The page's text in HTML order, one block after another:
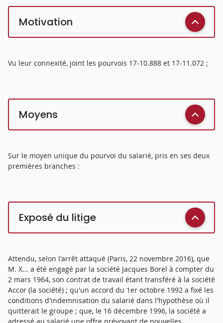
Motivation
Vu leur connexité, joint les pourvois 17-10.888 et 17-11.072 ;
Moyens
Sur le moyen unique du pourvoi du salarié, pris en ses deux
premières branches :
Exposé du litige
Attendu, selon l'arrêt attaqué (Paris, 22 novembre 2016), que
M. X... a été engagé par la société Jacques Borel à compter du
2 mars 1964, son contrat de travail étant transféré à la société
Accor (la société) ; qu'un accord du 1er octobre 1992 a fixé les
conditions d'indemnisation du salarié dans l'hypothèse où il
quitterait le groupe ; que, le 16 décembre 1996, la société a